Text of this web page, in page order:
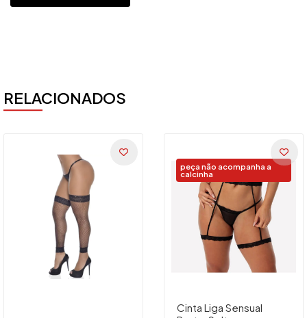
RELACIONADOS
peça não acompanha a
calcinha
Cinta Liga Sensual